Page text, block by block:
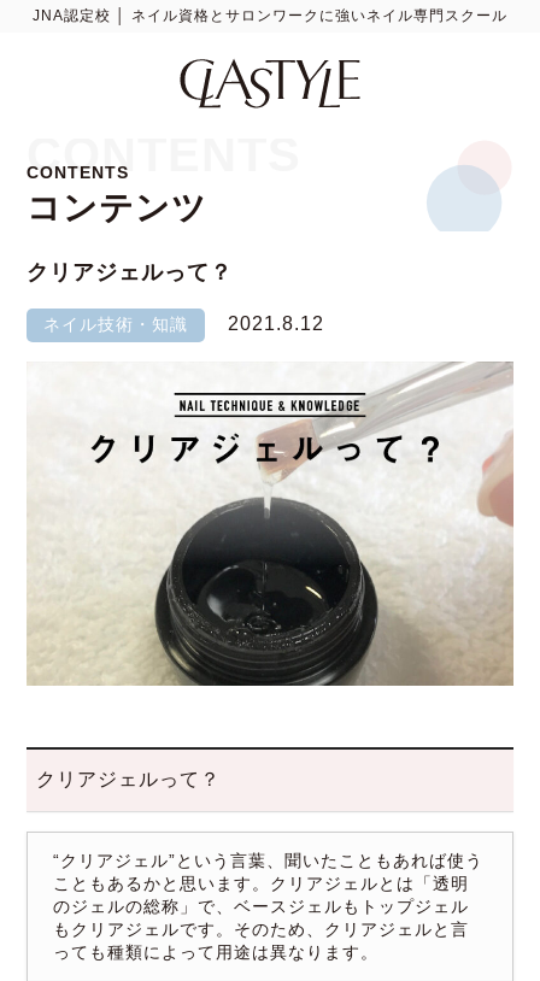
JNA認定校 │ ネイル資格とサロンワークに強いネイル専門スクール
CONTENTS
コンテンツ
CONTENTS
クリアジェルって？
ネイル技術・知識 2021.8.12
クリアジェルって？
“クリアジェル”という言葉、聞いたこともあれば使う
こともあるかと思います。クリアジェルとは「透明
のジェルの総称」で、ベースジェルもトップジェル
もクリアジェルです。そのため、クリアジェルと言
っても種類によって用途は異なります。